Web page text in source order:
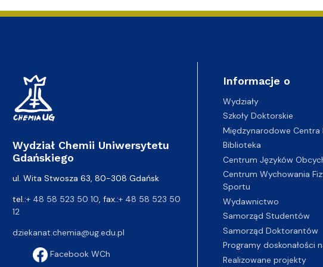
Wydział Chemii Uniwersytetu
Gdańskiego
ul. Wita Stwosza 63, 80-308 Gdańsk
tel.:+ 48 58 523 50 10 , fax.:+ 48 58 523 50
12
dziekanat.chemia@ug.edu.pl
Facebook WCh
Informacje o
Wydziały
Szkoły Doktorskie
Międzynarodowe Centra
Biblioteka
Centrum Języków
Centrum Wychowania
Sportu
Wydawnictwo
Samorząd Studentów
Samorząd Doktorantów
Programy doskonałości
Realizowane projekty